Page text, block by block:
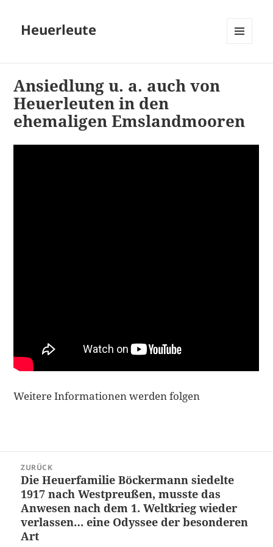
Heuerleute
Ansiedlung u. a. auch von
Heuerleuten in den
ehemaligen Emslandmooren
Weitere Informationen werden folgen
ZURÜCK
Vorheriger
Beitrag:
Die Heuerfamilie Böckermann siedelte
1917 nach Westpreußen, musste das
Anwesen nach dem 1. Weltkrieg wieder
verlassen… eine Odyssee der besonderen
Art